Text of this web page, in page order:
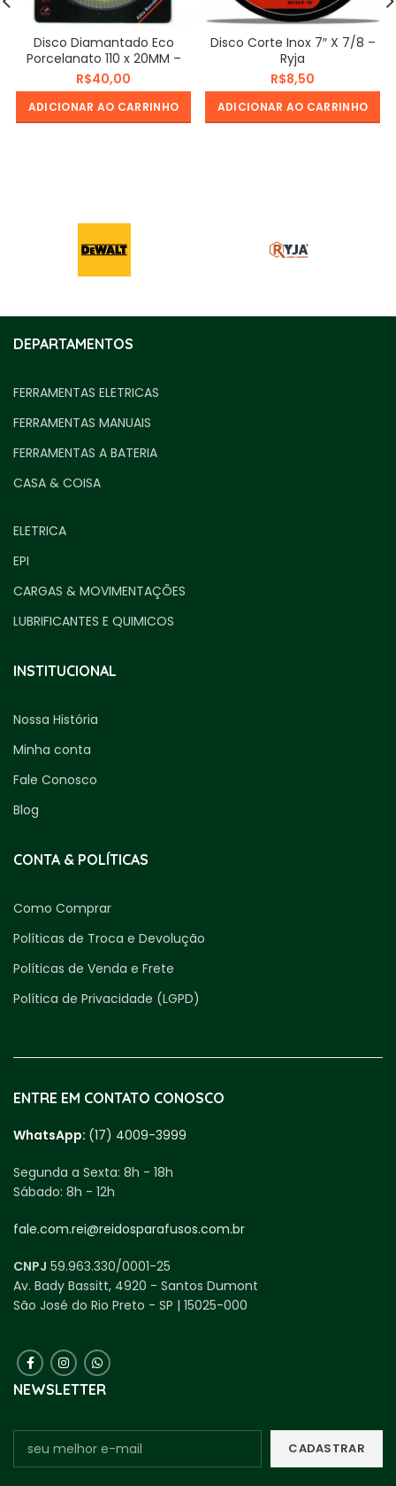
Disco Diamantado Eco
Porcelanato 110 x 20MM –
Starfer
R$
ADICIONAR AO CARRINHO
Disco Corte Inox 7″ X 7/8 –
Ryja
R$
ADICIONAR AO CARRINHO
DEPARTAMENTOS
FERRAMENTAS ELETRICAS
FERRAMENTAS MANUAIS
FERRAMENTAS A BATERIA
CASA & COISA
ELETRICA
EPI
CARGAS & MOVIMENTAÇÕES
LUBRIFICANTES E QUIMICOS
INSTITUCIONAL
Nossa História
Minha conta
Fale Conosco
Blog
CONTA & POLÍTICAS
Como Comprar
Políticas de Troca e Devolução
Políticas de Venda e Frete
Política de Privacidade (LGPD)
ENTRE EM CONTATO CONOSCO
WhatsApp: (17) 4009-3999
Segunda a Sexta: 8h - 18h
Sábado: 8h - 12h
fale.com.rei@reidosparafusos.com.br
CNPJ 59.963.330/0001-25
Av. Bady Bassitt, 4920 - Santos Dumont
São José do Rio Preto - SP | 15025-000
NEWSLETTER